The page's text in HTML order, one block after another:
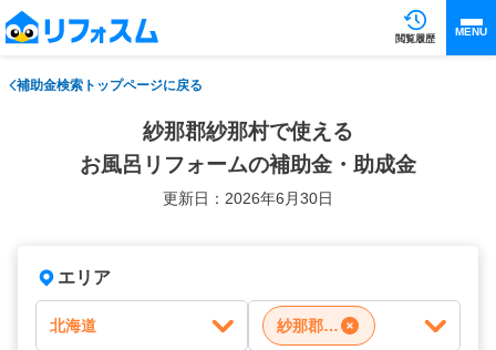
閲覧履歴
MENU
補助金検索トップページに戻る
紗那郡紗那村で使える
お風呂リフォームの補助金・助成金
更新日：2026年6月30日
エリア
北海道 紗那郡紗那村